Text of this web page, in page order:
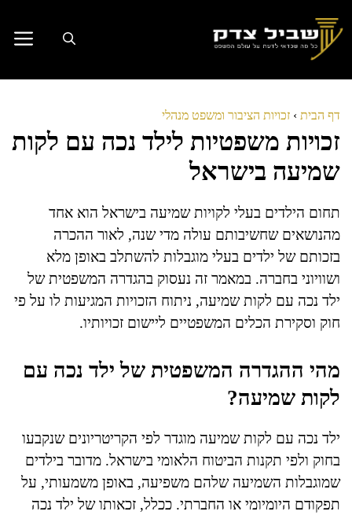
לתוכן
דף הבית › זכויות הציבור ומשפט מנהלי
זכויות משפטיות לילד נכה עם לקות
שמיעה בישראל
תחום הילדים בעלי לקויות שמיעה בישראל הוא אחד
מהנושאים שחשיבותם עולה מדי שנה, לאור ההכרה
בזכותם של ילדים בעלי מוגבלות להשתלב באופן מלא
ושוויוני בחברה. במאמר זה נעסוק בהגדרה המשפטית של
ילד נכה עם לקות שמיעה, ניתוח הזכויות המגיעות לו על פי
חוק וסקירת הכלים המשפטיים ליישום זכויותיו.
מהי ההגדרה המשפטית של ילד נכה עם
לקות שמיעה?
ילד נכה עם לקות שמיעה מוגדר לפי הקריטריונים שנקבעו
בחוק ולפי תקנות הביטוח הלאומי בישראל. מדובר בילדים
שמוגבלות השמיעה שלהם משפיעה, באופן משמעותי, על
תפקודם היומיומי או החברתי. ככלל, זכאותו של ילד נכה